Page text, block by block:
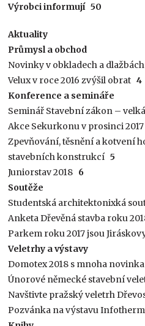
Výrobci informují 50
Aktuality
Průmysl a obchod
Novinky v obkladech a
Velux v roce 2016 zvýšil obrat4
Konference a semináře
Seminář Stavební zákon –
Akce Sekurkonu v prosinci
Zpevňování, těsnění a kotvení
stavebních konstrukcí5
Juniorstav 2018 6
Soutěže
Studentská architektonixká
Anketa Dřevěná stavba roku
Parkem roku 2017 jsou
Veletrhy a výstavy
Domotex 2018 s mnoha
Únorové německé stavební
Navštivte pražský veletrh
Pozvánka na výstavu